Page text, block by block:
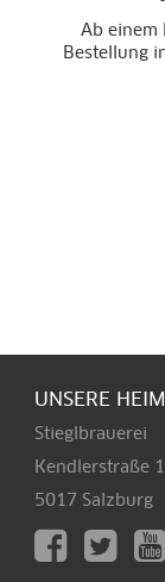
Ab einem
Bestellung
UNSERE
Stieglbrauerei
Kendlerstraße 1
5017 Salzburg